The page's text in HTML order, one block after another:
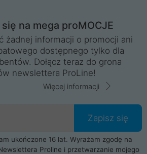
na mega proMOCJE
żadnej informacji o promocji ani
dostępnego tylko dla
Dołącz teraz do grona
newslettera ProLine!
Więcej informacji
Zapisz się
ukończone 16 lat. Wyrażam zgodę na
Proline i przetwarzanie mojego